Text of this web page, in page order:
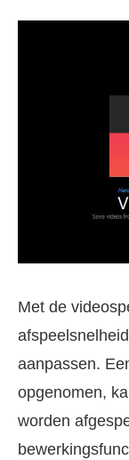
Met de
aanpassen.
opgenomen,
worden